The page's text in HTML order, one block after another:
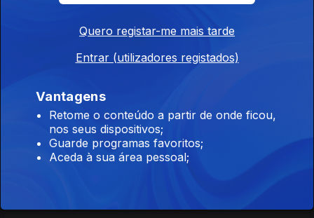
17 jun. 2026
Investigadores da Universidade do Porto estão a estudar a
Ricardo Silvestre
Ep. 119
16 jun. 2026
Investigadores da Universidade do Minho estão a tentar
Quero registar-me mais tarde
Entrar (utilizadores registados)
Vantagens
Retome o conteúdo a partir de onde ficou,
nos seus dispositivos;
Guarde programas favoritos;
Aceda à sua área pessoal;